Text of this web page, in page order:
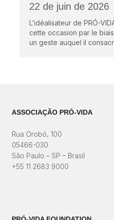
22 de juin de 2026
L’idéalisateur de PRÓ-
cette occasion par le biais
un geste auquel il
ASSOCIAÇÃO PRÓ-VIDA
Rua Orobó, 100
05466-030
São Paulo – SP – Brasil
+55 11 2683 9000